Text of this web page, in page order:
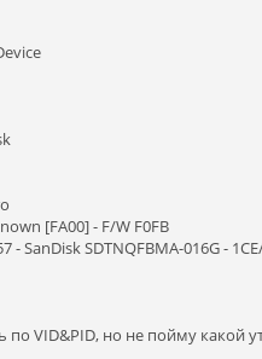
[FA00] - F/W F0FB
SanDisk SDTNQFBMA-016G -
по VID&PID, но не пойму